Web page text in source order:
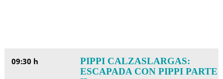
09:30 h
PIPPI CALZASLARGAS:
ESCAPADA CON PIPPI PARTE